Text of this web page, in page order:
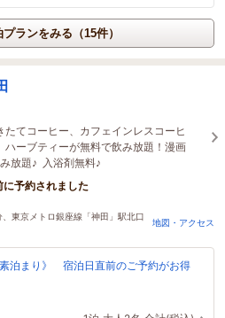
ランをみる（15件）
たてコーヒー、カフェインレスコーヒ
ハーブティーが無料で飲み放題！漫画
放題♪ 入浴剤無料♪
に予約されました
東京メトロ銀座線「神田」駅北口
地図・アクセス
素泊まり》 宿泊日直前のご予約がお得